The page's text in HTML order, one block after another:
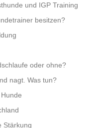
und IGP Training
besitzen?
oder ohne?
nagt. Was tun?
Stärkung